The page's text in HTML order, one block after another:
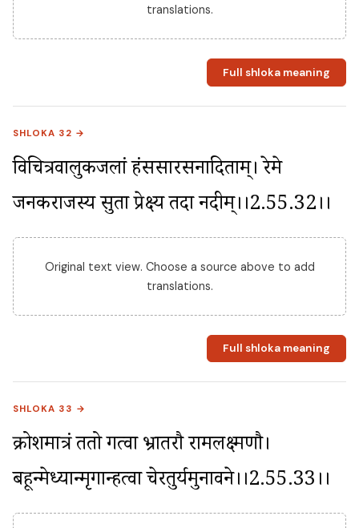
translations.
Full shloka meaning
SHLOKA 32 →
विचित्रवालुकजलां हंससारसनादिताम्। रेमे
जनकराजस्य सुता प्रेक्ष्य तदा नदीम्।।2.55.32।।
Original text view. Choose a source above to add
translations.
Full shloka meaning
SHLOKA 33 →
क्रोशमात्रं ततो गत्वा भ्रातरौ रामलक्ष्मणौ।
बहून्मेध्यान्मृगान्हत्वा चेरतुर्यमुनावने।।2.55.33।।